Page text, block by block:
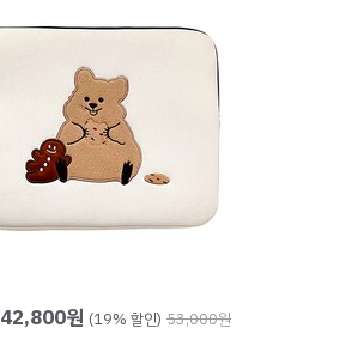
42,800원 (19% 할인) 53,000원